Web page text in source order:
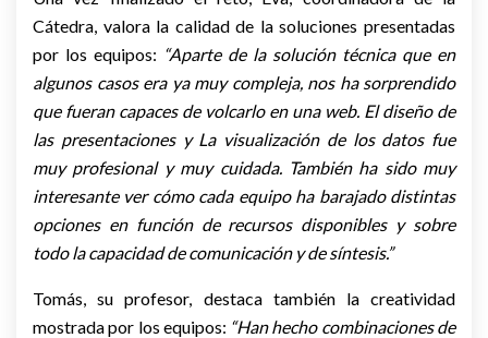
Cátedra, valora la calidad de la soluciones presentadas
por los equipos: “Aparte de la solución técnica que en
algunos casos era ya muy compleja, nos ha sorprendido
que fueran capaces de volcarlo en una web. El diseño de
las presentaciones y La visualización de los datos fue
muy profesional y muy cuidada. También ha sido muy
interesante ver cómo cada equipo ha barajado distintas
opciones en función de recursos disponibles y sobre
todo la capacidad de comunicación y de síntesis.”
Tomás, su profesor, destaca también la creatividad
mostrada por los equipos: “Han hecho combinaciones de